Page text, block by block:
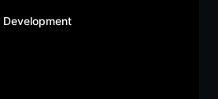
Development